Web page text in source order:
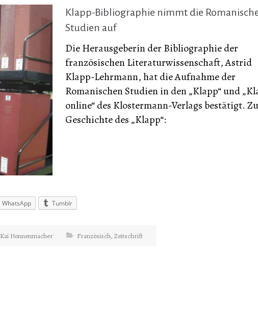
Klapp-Bibliographie nimmt die
Studien auf
Die Herausgeberin der Bibliographie der
französischen Literaturwissenschaft, Astrid
Klapp-Lehrmann, hat die Aufnahme der
Romanischen Studien in den „Klapp“ und
online“ des Klostermann-Verlags bestätigt.
Geschichte des „Klapp“:
WhatsApp Tumblr
Kai Nonnenmacher Französisch, Zeitschrift